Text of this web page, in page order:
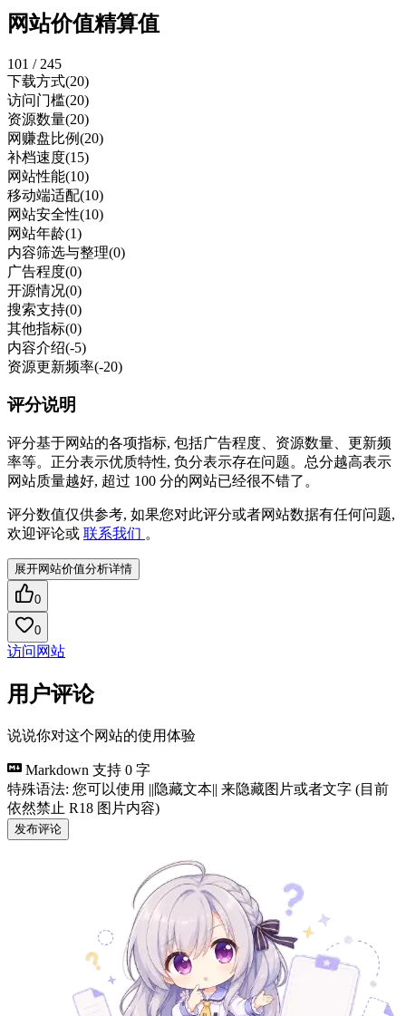
网站价值精算值
101 / 245
下载方式(20)
访问门槛(20)
资源数量(20)
网赚盘比例(20)
补档速度(15)
网站性能(10)
移动端适配(10)
网站安全性(10)
网站年龄(1)
内容筛选与整理(0)
广告程度(0)
开源情况(0)
搜索支持(0)
其他指标(0)
内容介绍(-5)
资源更新频率(-20)
评分说明
评分基于网站的各项指标, 包括广告程度、资源数量、更新频
率等。正分表示优质特性, 负分表示存在问题。总分越高表示
网站质量越好, 超过 100 分的网站已经很不错了。
评分数值仅供参考, 如果您对此评分或者网站数据有任何问题,
欢迎评论或 联系我们 。
展开网站价值分析详情
0
0
访问网站
用户评论
说说你对这个网站的使用体验
Markdown 支持 0 字
特殊语法: 您可以使用 ||隐藏文本|| 来隐藏图片或者文字 (目前
依然禁止 R18 图片内容)
发布评论